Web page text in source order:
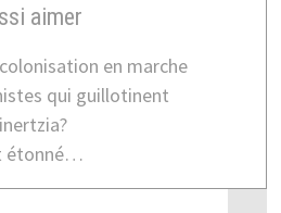
aimer
en marche
qui guillotinent
étonné…